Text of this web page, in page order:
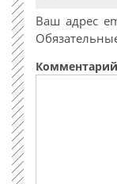
Ваш адрес
Комментарий